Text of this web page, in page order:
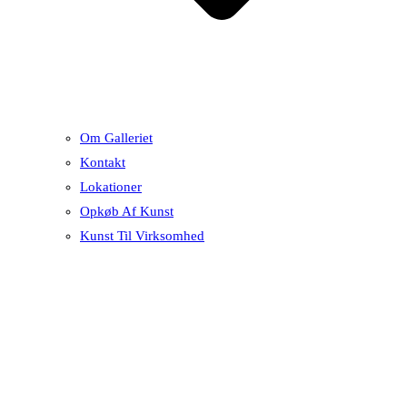
Om Galleriet
Kontakt
Lokationer
Opkøb Af Kunst
Kunst Til Virksomhed